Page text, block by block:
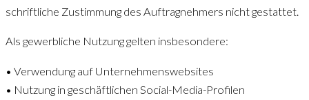
schriftliche Zustimmung des Auftragnehmers nicht gestattet.
Als gewerbliche Nutzung gelten insbesondere:
• Verwendung auf Unternehmenswebsites
• Nutzung in geschäftlichen Social-Media-Profilen